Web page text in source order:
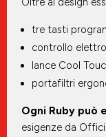
tre tasti
controllo
lance Cool
portafiltri
Ogni Ruby può
esigenze da